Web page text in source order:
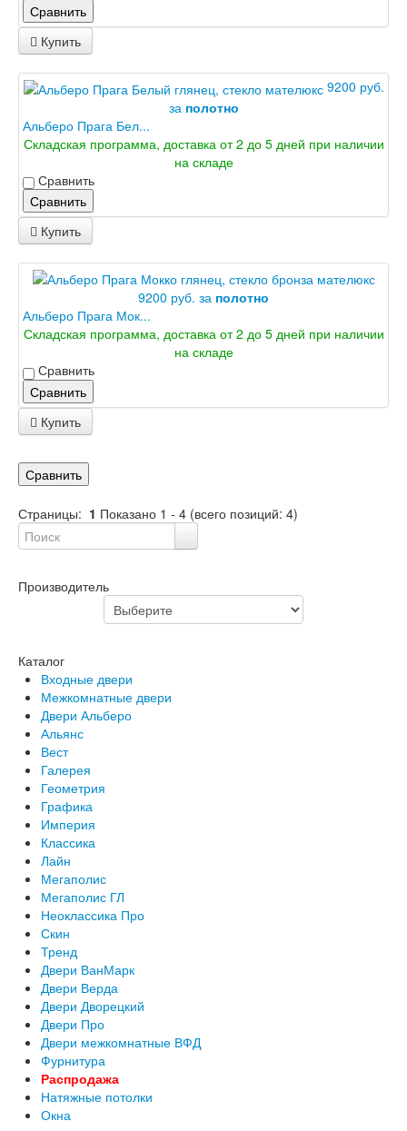
Лабиринт Кредор
Лабиринт Леолаб
Лабиринт Лондон
Лабиринт Лофт
Лабиринт Мегаполис
Лабиринт Норд Плюс
Лабиринт Нью Йорк
Лабиринт Полярис лайт
Лабиринт Роял
Лабиринт Сильвер
Лабиринт Сияна
Лабиринт Скайлаб
Лабиринт Скандия
Лабиринт Термолайт
Лабиринт Шторм
Двери Про
Интекрон Брайтон Антрацит
Интекрон Вектор
Интекрон Гектор
Интекрон Колизей
Интекрон Колизей Белый
Интекрон Неаполь
Интекрон Тетра
Интекрон Фараон
Интекрон Форте
Двери Аргус
Тамбурные двери
Межкомнатные двери
Двери Альберо
Альянс
Галерея
Геометрия
Сравнить
Купить
9200 руб.
за полотно
Альберо Прага Бел...
Складская программа, доставка от 2 до 5 дней при наличии
на складе
Сравнить
Сравнить
Купить
9200 руб. за полотно
Альберо Прага Мок...
Складская программа, доставка от 2 до 5 дней при наличии
на складе
Сравнить
Сравнить
Купить
Сравнить
Страницы: 1 Показано 1 - 4 (всего позиций: 4)
Производитель
Каталог
Входные двери
Межкомнатные двери
Двери Альберо
Альянс
Вест
Галерея
Геометрия
Графика
Империя
Классика
Лайн
Мегаполис
Мегаполис ГЛ
Неоклассика Про
Скин
Тренд
Двери ВанМарк
Двери Верда
Двери Дворецкий
Двери Про
Двери межкомнатные ВФД
Фурнитура
Распродажа
Натяжные потолки
Окна